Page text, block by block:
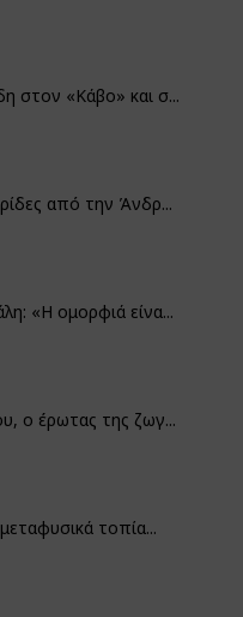
στον «Κάβο» και σ...
από την Άνδρ...
«Η ομορφιά είνα...
ο έρωτας της ζωγ...
τοπία...